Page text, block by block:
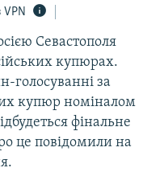
VPN
Севастополя
купюрах.
голосуванні за
купюр номіналом
фінальне
це повідомили на